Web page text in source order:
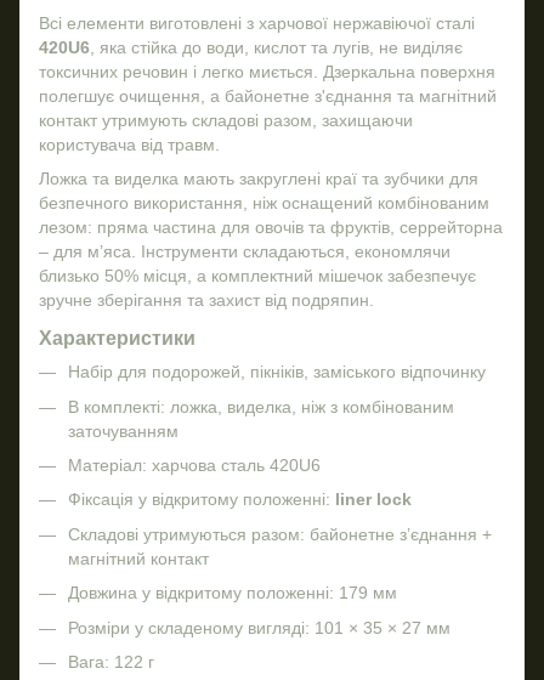
Всі елементи виготовлені з харчової нержавіючої сталі
420U6 , яка стійка до води, кислот та лугів, не виділяє
токсичних речовин і легко миється. Дзеркальна поверхня
полегшує очищення, а байонетне з'єднання та магнітний
контакт утримують складові разом, захищаючи
користувача від травм.
Ложка та виделка мають закруглені краї та зубчики для
безпечного використання, ніж оснащений комбінованим
лезом: пряма частина для овочів та фруктів, серрейторна
– для м’яса. Інструменти складаються, економлячи
близько 50% місця, а комплектний мішечок забезпечує
зручне зберігання та захист від подряпин.
Характеристики
Набір для подорожей, пікніків, заміського відпочинку
В комплекті: ложка, виделка, ніж з комбінованим
заточуванням
Матеріал: харчова сталь 420U6
Фіксація у відкритому положенні: liner lock
Складові утримуються разом: байонетне з’єднання +
магнітний контакт
Довжина у відкритому положенні: 179 мм
Розміри у складеному вигляді: 101 × 35 × 27 мм
Вага: 122 г